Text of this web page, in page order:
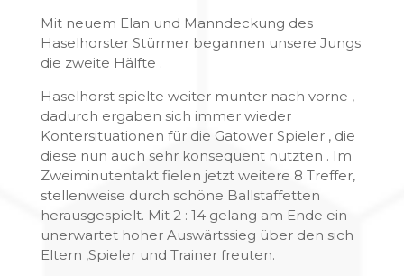
Mit neuem Elan und Manndeckung des
Haselhorster Stürmer begannen unsere Jungs
die zweite Hälfte .
Haselhorst spielte weiter munter nach vorne ,
dadurch ergaben sich immer wieder
Kontersituationen für die Gatower Spieler , die
diese nun auch sehr konsequent nutzten . Im
Zweiminutentakt fielen jetzt weitere 8 Treffer,
stellenweise durch schöne Ballstaffetten
herausgespielt. Mit 2 : 14 gelang am Ende ein
unerwartet hoher Auswärtssieg über den sich
Eltern ,Spieler und Trainer freuten.